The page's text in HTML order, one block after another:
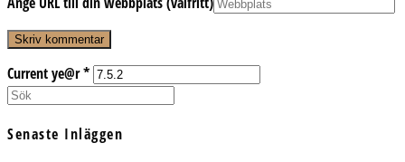
Current ye@r*
Senaste Inläggen